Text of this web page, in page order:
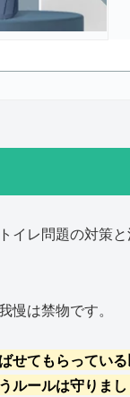
イレ問題の対策
慢は禁物です。
せてもらってい
ルールは守りまし